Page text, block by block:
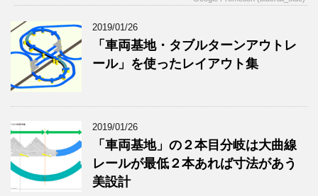
2019/01/26
「車両基地・タブルターンアウトレ
ール」を使ったレイアウト集
2019/01/26
「車両基地」の２本目分岐は大曲線
レールが最低２本あれば寸法があう
美設計